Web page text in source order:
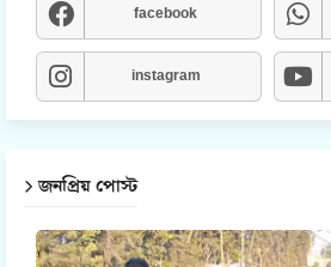
facebook
instagram
জনপ্রিয় পোস্ট